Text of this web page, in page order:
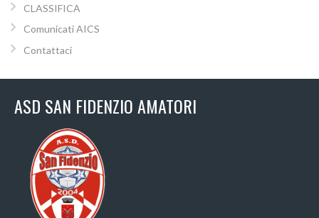
CLASSIFICA
Comunicati AICS
Contattaci
ASD SAN FIDENZIO AMATORI